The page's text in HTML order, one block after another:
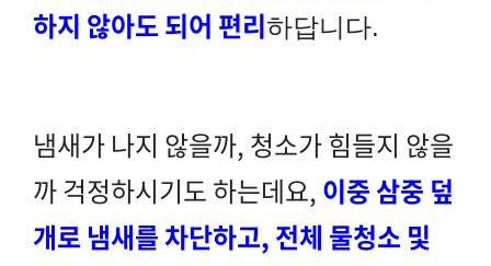
하지 않아도 되어 편리하답니다.
냄새가 나지 않을까, 청소가 힘들지 않을
까 걱정하시기도 하는데요,이중 삼중 덮
개로 냄새를 차단하고, 전체 물청소 및